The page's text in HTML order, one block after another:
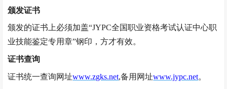
颁发证书
颁发的证书上必须加盖“JYPC全国职业资格考试认证中心职
业技能鉴定专用章”钢印，方才有效。
证书查询
证书统一查询网址www.zgks.net,备用网址www.jypc.net。